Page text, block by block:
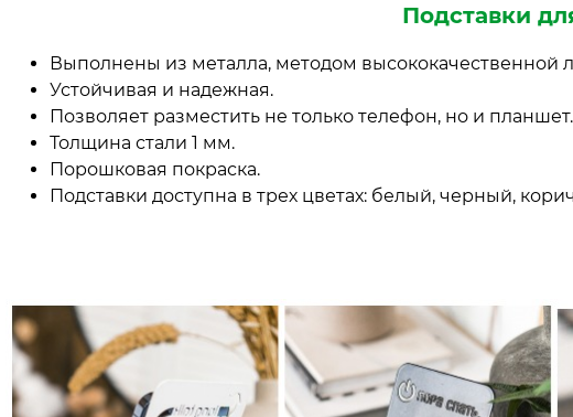
Подставки
Выполнены из металла, методом высококачественной
Устойчивая и надежная.
Позволяет разместить не только телефон, но и планшет.
Толщина стали 1 мм.
Порошковая покраска.
Подставки доступна в трех цветах: белый, черный,